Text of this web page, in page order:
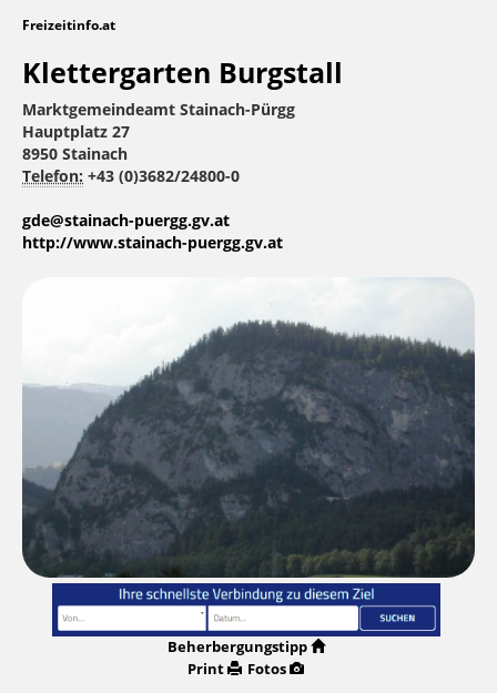
Freizeitinfo.at
Klettergarten Burgstall
Marktgemeindeamt Stainach-Pürgg
Hauptplatz 27
8950 Stainach
Telefon: +43 (0)3682/24800-0
gde@stainach-puergg.gv.at
http://www.stainach-puergg.gv.at
Beherbergungstipp
Print
Fotos